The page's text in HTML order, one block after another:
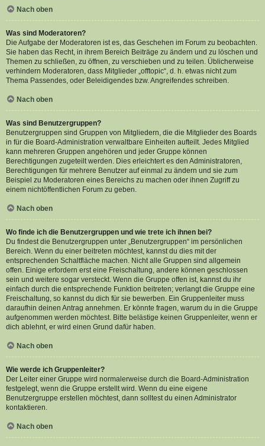
Nach oben
Was sind Moderatoren?
Die Aufgabe der Moderatoren ist es, das Geschehen im Forum zu beobachten.
Sie haben das Recht, in ihrem Bereich Beiträge zu ändern und zu löschen und
Themen zu schließen, zu öffnen, zu verschieben und zu teilen. Üblicherweise
verhindern Moderatoren, dass Mitglieder „offtopic“, d. h. etwas nicht zum
Thema Passendes, oder Beleidigendes bzw. Angreifendes schreiben.
Nach oben
Was sind Benutzergruppen?
Benutzergruppen sind Gruppen von Mitgliedern, die die Mitglieder des Boards
in für die Board-Administration verwaltbare Einheiten aufteilt. Jedes Mitglied
kann mehreren Gruppen angehören und jeder Gruppe können
Berechtigungen zugeteilt werden. Dies erleichtert es den Administratoren,
Berechtigungen für mehrere Benutzer auf einmal zu ändern und sie zum
Beispiel zu Moderatoren eines Bereichs zu machen oder ihnen Zugriff zu
einem nichtöffentlichen Forum zu geben.
Nach oben
Wo finde ich die Benutzergruppen und wie trete ich ihnen bei?
Du findest die Benutzergruppen unter „Benutzergruppen“ im persönlichen
Bereich. Wenn du einer beitreten möchtest, kannst du dies mit der
entsprechenden Schaltfläche machen. Nicht alle Gruppen sind allgemein
offen. Einige erfordern erst eine Freischaltung, andere können geschlossen
sein und weitere sogar versteckt. Wenn die Gruppe offen ist, kannst du ihr
einfach durch die entsprechende Funktion beitreten; verlangt die Gruppe eine
Freischaltung, so kannst du dich für sie bewerben. Ein Gruppenleiter muss
daraufhin deinen Antrag annehmen. Er könnte fragen, warum du in die Gruppe
aufgenommen werden möchtest. Bitte belästige keinen Gruppenleiter, wenn er
dich ablehnt, er wird einen Grund dafür haben.
Nach oben
Wie werde ich Gruppenleiter?
Der Leiter einer Gruppe wird normalerweise durch die Board-Administration
festgelegt, wenn die Gruppe erstellt wird. Wenn du eine eigene
Benutzergruppe erstellen möchtest, dann solltest du einen Administrator
kontaktieren.
Nach oben